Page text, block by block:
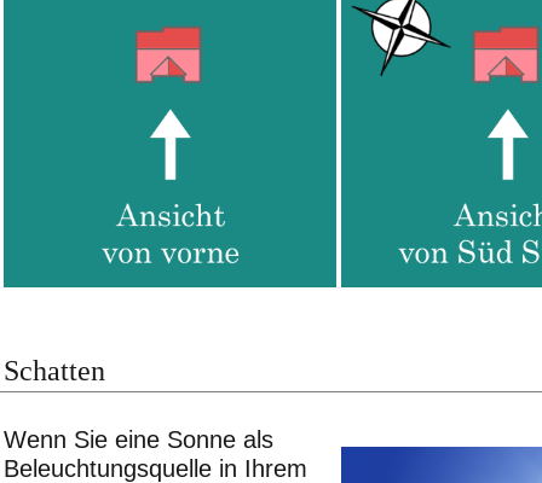
Schatten
Wenn Sie eine Sonne als
Beleuchtungsquelle in Ihrem